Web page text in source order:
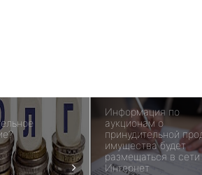
Информация по
аукционам о
принудительной
имущества будет
размещаться в сети
Интернет